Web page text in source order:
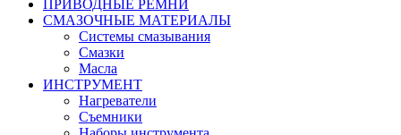
ПРИВОДНЫЕ РЕМНИ
СМАЗОЧНЫЕ МАТЕРИАЛЫ
Системы смазывания
Смазки
Масла
ИНСТРУМЕНТ
Нагреватели
Съемники